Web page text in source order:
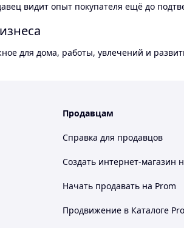
видит опыт покупателя ещё до
для дома, работы, увлечений и
Продавцам
Справка для продавцов
Создать интернет-магазин
Начать продавать на Prom
Продвижение в Каталоге